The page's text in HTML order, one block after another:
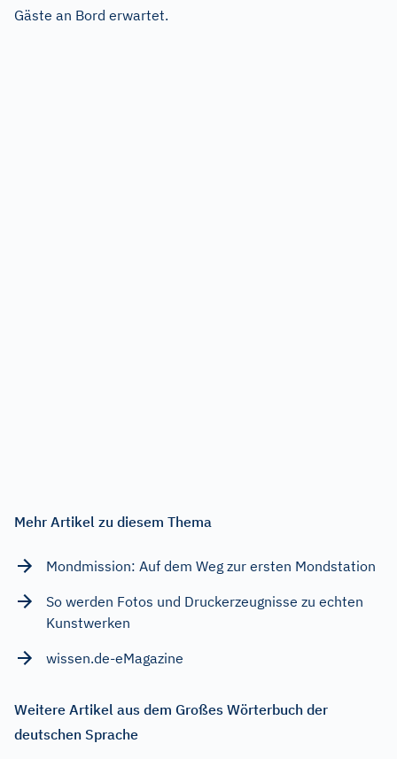
Gäste an Bord erwartet.
Mehr Artikel zu diesem Thema
Mondmission: Auf dem Weg zur ersten Mondstation
So werden Fotos und Druckerzeugnisse zu echten
Kunstwerken
wissen.de-eMagazine
Weitere Artikel aus dem Großes Wörterbuch der
deutschen Sprache